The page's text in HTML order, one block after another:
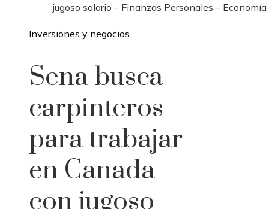
jugoso salario – Finanzas Personales – Economía
Inversiones y negocios
Sena busca
carpinteros
para trabajar
en Canada
con jugoso